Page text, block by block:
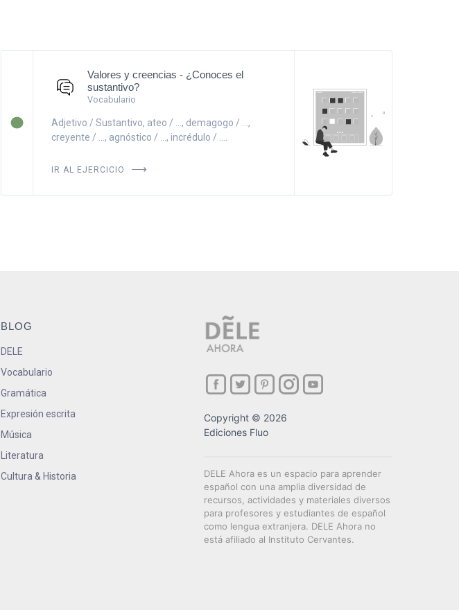
Valores y creencias - ¿Conoces el
sustantivo?
Vocabulario
Adjetivo / Sustantivo, ateo / ..., demagogo / ...,
creyente / ..., agnóstico / ..., incrédulo / ....
IR AL EJERCICIO
BLOG
DELE
Vocabulario
Gramática
Expresión escrita
Música
Literatura
Cultura & Historia
Copyright © 2026
Ediciones Fluo
DELE Ahora es un espacio para aprender
español con una amplia diversidad de
recursos, actividades y materiales diversos
para profesores y estudiantes de español
como lengua extranjera. DELE Ahora no
está afiliado al Instituto Cervantes.